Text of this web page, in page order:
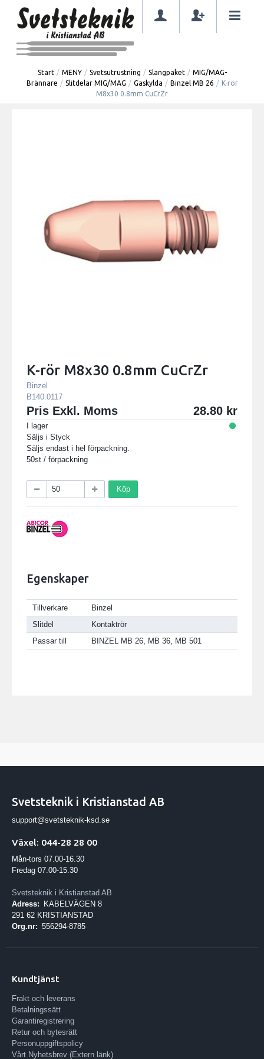
Start / MENY / Svetsutrustning / Slangpaket / MIG/MAG-
Brännare / Slitdelar MIG/MAG / Gaskylda / Binzel MB 26 / K-rör
M8x30 0.8mm CuCrZr
K-rör M8x30 0.8mm CuCrZr
Binzel
B140.0117
Pris Exkl. Moms 28.80
I lager
Säljs i Styck
Säljs endast i hel förpackning.
50st / förpackning
Köp
Egenskaper
Tillverkare
Binzel
Slitdel
Kontaktrör
Passar till
BINZEL MB 26, MB 36, MB 501
Svetsteknik i Kristianstad AB
support@svetsteknik-ksd.se
Växel: 044-28 28 00
Mån-tors 07.00-16.30
Fredag 07.00-15.30
Svetsteknik i Kristianstad AB
Adress:
KABELVÄGEN 8
291 62 KRISTIANSTAD
Org.nr: 556294-8785
Kundtjänst
Frakt och leverans
Betalningssätt
Garantiregistrering
Retur och bytesrätt
Personuppgiftspolicy
Vårt Nyhetsbrev (Extern länk)